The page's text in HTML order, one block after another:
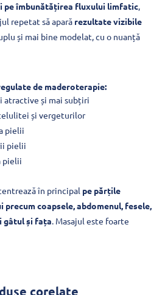
pe îmbunătățirea fluxului limfatic,
repetat să apară rezultate vizibile
și mai bine modelat, cu o nuanță
de maderoterapie:
atractive și mai subțiri
și vergeturilor
pielii
pielii
pielii
în principal pe părțile
coapsele, abdomenul, fesele,
gâtul și fața. Masajul este foarte
corelate